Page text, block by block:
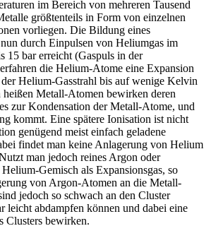
im Bereich von mehreren Tausend
größtenteils in Form von einzelnen
vorliegen. Die Bildung eines
durch Einpulsen von Heliumgas im
15 bar erreicht (Gaspuls in der
die Helium-Atome eine Expansion
Helium-Gasstrahl bis auf wenige Kelvin
Metall-Atomen bewirken deren
zur Kondensation der Metall-Atome, und
kommt. Eine spätere Ionisation ist nicht
genügend meist einfach geladene
findet man keine Anlagerung von Helium
man jedoch reines Argon oder
Gemisch als Expansionsgas, so
von Argon-Atomen an die Metall-
jedoch so schwach an den Cluster
leicht abdampfen können und dabei eine
Clusters bewirken.